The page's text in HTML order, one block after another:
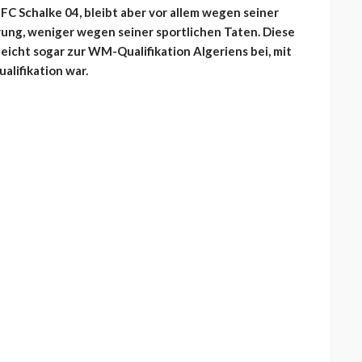
Schalke 04, bleibt aber vor allem wegen seiner
weniger wegen seiner sportlichen Taten. Diese
sogar zur WM-Qualifikation Algeriens bei, mit
war.